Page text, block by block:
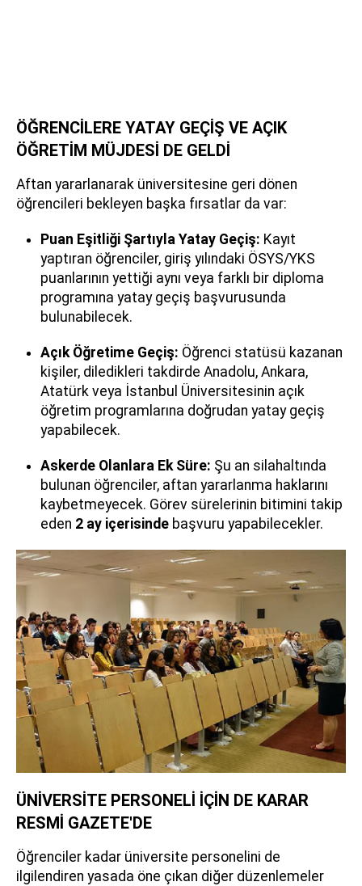
ÖĞRENCİLERE YATAY GEÇİŞ VE AÇIK
ÖĞRETİM MÜJDESİ DE GELDİ
Aftan yararlanarak üniversitesine geri dönen
öğrencileri bekleyen başka fırsatlar da var:
Puan Eşitliği Şartıyla Yatay Geçiş: Kayıt
yaptıran öğrenciler, giriş yılındaki ÖSYS/YKS
puanlarının yettiği aynı veya farklı bir diploma
programına yatay geçiş başvurusunda
bulunabilecek.
Açık Öğretime Geçiş: Öğrenci statüsü kazanan
kişiler, diledikleri takdirde Anadolu, Ankara,
Atatürk veya İstanbul Üniversitesinin açık
öğretim programlarına doğrudan yatay geçiş
yapabilecek.
Askerde Olanlara Ek Süre: Şu an silahaltında
bulunan öğrenciler, aftan yararlanma haklarını
kaybetmeyecek. Görev sürelerinin bitimini takip
eden 2 ay içerisinde başvuru yapabilecekler.
ÜNİVERSİTE PERSONELİ İÇİN DE KARAR
RESMİ GAZETE'DE
Öğrenciler kadar üniversite personelini de
ilgilendiren yasada öne çıkan diğer düzenlemeler